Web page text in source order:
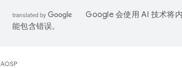
Google 会使用 AI 技术将
能包含错误。
AOSP